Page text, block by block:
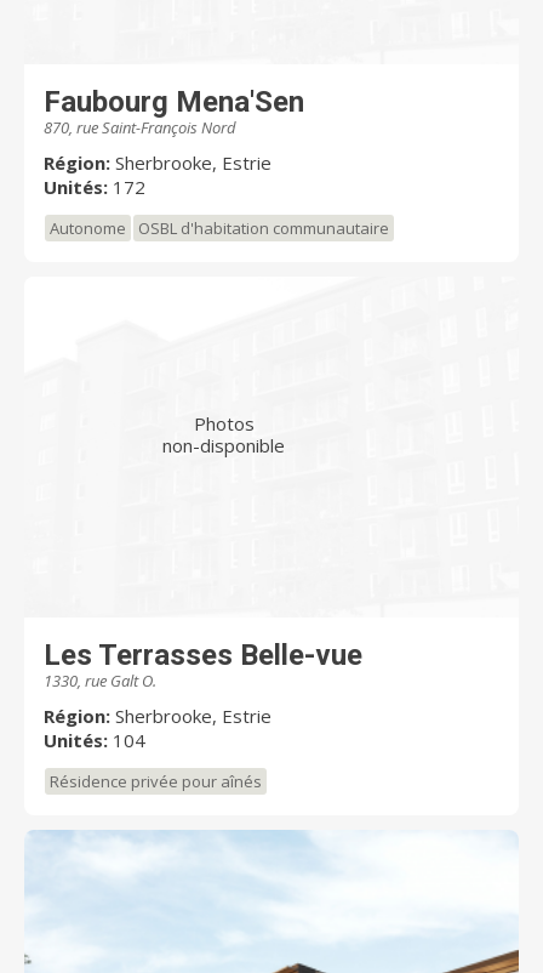
Faubourg Mena'Sen
870, rue Saint-François Nord
Région: Sherbrooke, Estrie
Unités: 172
Autonome OSBL d'habitation communautaire
Photos
non-disponible
Les Terrasses Belle-vue
1330, rue Galt O.
Région: Sherbrooke, Estrie
Unités: 104
Résidence privée pour aînés